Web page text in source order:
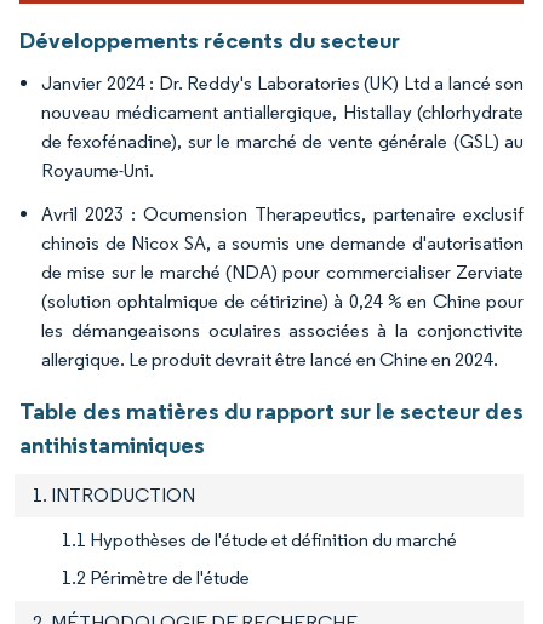
Développements récents du secteur
Janvier 2024 : Dr. Reddy's Laboratories (UK) Ltd a lancé son
nouveau médicament antiallergique, Histallay (chlorhydrate
de fexofénadine), sur le marché de vente générale (GSL) au
Royaume-Uni.
Avril 2023 : Ocumension Therapeutics, partenaire exclusif
chinois de Nicox SA, a soumis une demande d'autorisation
de mise sur le marché (NDA) pour commercialiser Zerviate
(solution ophtalmique de cétirizine) à 0,24 % en Chine pour
les démangeaisons oculaires associées à la conjonctivite
allergique. Le produit devrait être lancé en Chine en 2024.
Table des matières du rapport sur le secteur des
antihistaminiques
1. INTRODUCTION
1.1 Hypothèses de l'étude et définition du marché
1.2 Périmètre de l'étude